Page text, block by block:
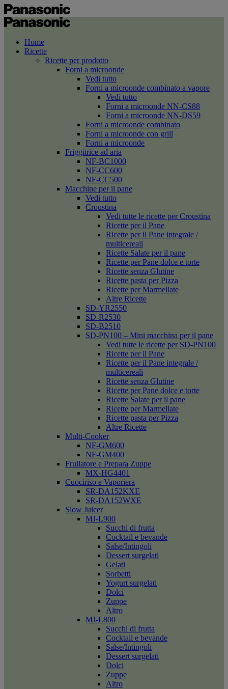
Home
Ricette
Ricette per prodotto
Forni a microonde
Vedi tutto
Forni a microonde combinato a vapore
Vedi tutto
Forni a microonde NN-CS88
Forni a microonde NN-DS59
Forni a microonde combinato
Forni a microonde con grill
Forni a microonde
Friggitrice ad aria
NF-BC1000
NF-CC600
NF-CC500
Macchine per il pane
Vedi tutto
Croustina
Vedi tutte le ricette per Croustina
Ricette per il Pane
Ricette per il Pane integrale /
multicereali
Ricette Salate per il pane
Ricette per Pane dolce e torte
Ricette senza Glutine
Ricette pasta per Pizza
Ricette per Marmellate
Altre Ricette
SD-YR2550
SD-R2530
SD-B2510
SD-PN100 – Mini macchina per il pane
Vedi tutte le ricette per SD-PN100
Ricette per il Pane
Ricette per il Pane integrale /
multicereali
Ricette senza Glutine
Ricette per Pane dolce e torte
Ricette Salate per il pane
Ricette per Marmellate
Ricette pasta per Pizza
Altre Ricette
Multi-Cooker
NF-GM600
NF-GM400
Frullatore e Prepara Zuppe
MX-HG4401
Cuociriso e Vaporiera
SR-DA152KXE
SR-DA152WXE
Slow Juicer
MJ-L900
Succhi di frutta
Cocktail e bevande
Salse/Intingoli
Dessert surgelati
Gelati
Sorbetti
Yogurt surgelati
Dolci
Zuppe
Altro
MJ-L800
Succhi di frutta
Cocktail e bevande
Salse/Intingoli
Dessert surgelati
Dolci
Zuppe
Altro